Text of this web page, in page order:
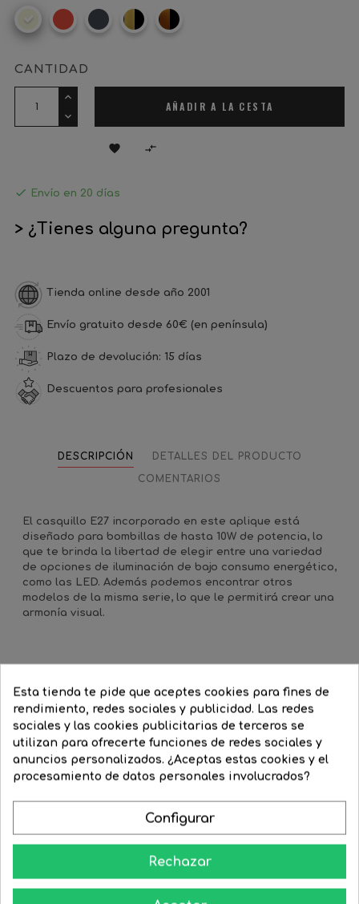
Rojo Negro Latón/NegroCobre/Negro
CANTIDAD
AÑADIR A LA CESTA
 
 Envío en 20 días
> ¿Tienes alguna pregunta?
Tienda online desde año 2001
Envío gratuito desde 60€ (en península)
Plazo de devolución: 15 días
Descuentos para profesionales
DESCRIPCIÓN
DETALLES DEL PRODUCTO
COMENTARIOS
El casquillo E27 incorporado en este aplique está
diseñado para bombillas de hasta 10W de potencia, lo
que te brinda la libertad de elegir entre una variedad
de opciones de iluminación de bajo consumo energético,
como las LED. Además podemos encontrar otros
modelos de la misma serie, lo que le permitirá crear una
armonía visual.
16 Productos De La Misma Categoría:
-25% -15%
Esta tienda te pide que aceptes cookies para fines de
rendimiento, redes sociales y publicidad. Las redes
sociales y las cookies publicitarias de terceros se
utilizan para ofrecerte funciones de redes sociales y
anuncios personalizados. ¿Aceptas estas cookies y el
procesamiento de datos personales involucrados?
Configurar
Rechazar